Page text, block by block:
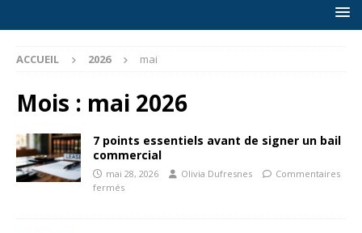
ACCUEIL 2026 mai
Mois : mai 2026
7 points essentiels avant de signer un bail
commercial
mai 28, 2026 Olivia Dufresnes
Commentaires
fermés